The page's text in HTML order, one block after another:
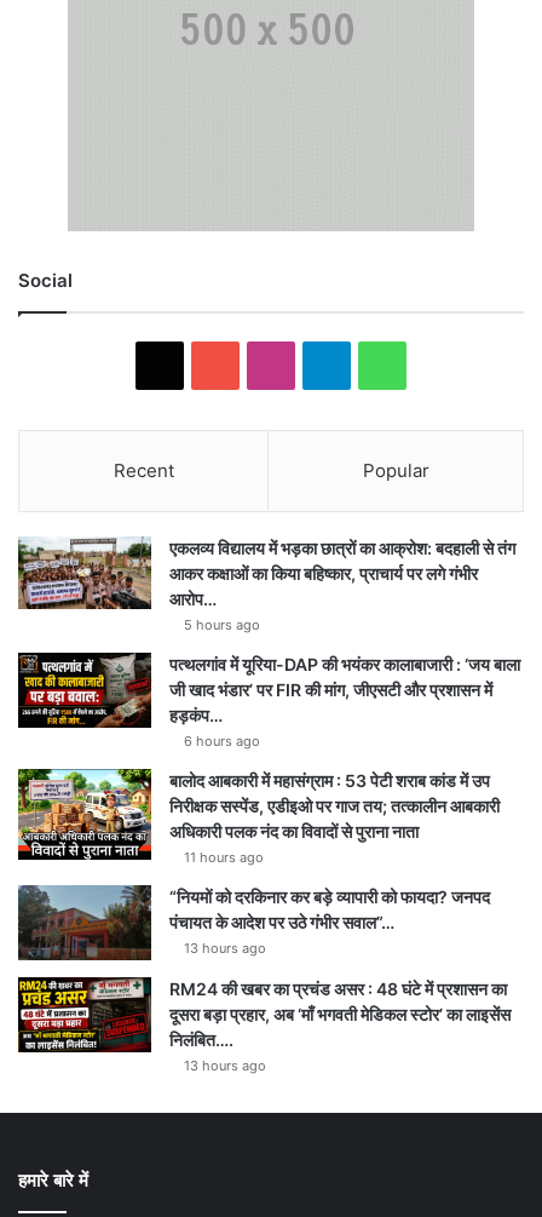
Social
Recent Popular
एकलव्य विद्यालय में भड़का छात्रों का आक्रोश: बदहाली से तंग
आकर कक्षाओं का किया बहिष्कार, प्राचार्य पर लगे गंभीर
आरोप…
5 hours ago
पत्थलगांव में यूरिया-DAP की भयंकर कालाबाजारी : ‘जय बाला
जी खाद भंडार’ पर FIR की मांग, जीएसटी और प्रशासन में
हड़कंप…
6 hours ago
बालोद आबकारी में महासंग्राम : 53 पेटी शराब कांड में उप
निरीक्षक सस्पेंड, एडीइओ पर गाज तय; तत्कालीन आबकारी
अधिकारी पलक नंद का विवादों से पुराना नाता
11 hours ago
“नियमों को दरकिनार कर बड़े व्यापारी को फायदा? जनपद
पंचायत के आदेश पर उठे गंभीर सवाल”…
13 hours ago
RM24 की खबर का प्रचंड असर : 48 घंटे में प्रशासन का
दूसरा बड़ा प्रहार, अब ‘माँ भगवती मेडिकल स्टोर’ का लाइसेंस
निलंबित….
13 hours ago
हमारे बारे में